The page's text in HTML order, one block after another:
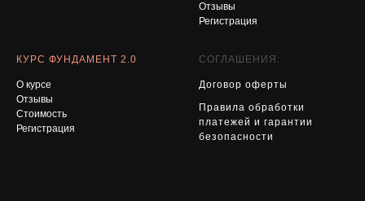
Отзывы
Регистрация
КУРС ФУНДАМЕНТ 2.0
О курсе
Отзывы
Стоимость
Регистрация
СОГЛАШЕНИЯ:
Договор оферты
Правила обработки
платежей и гарантии
безопасности